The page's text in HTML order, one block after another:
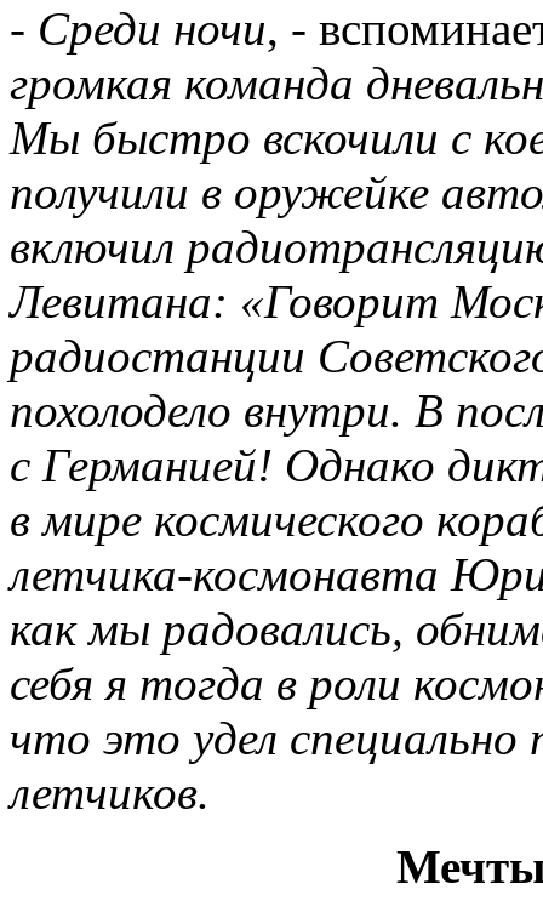
- Среди ночи, -
громкая команда
Мы быстро вскочили с
получили в оружейке
включил
Левитана: «Говорит
радиостанции
похолодело внутри. В
с Германией! Однако
в мире космического
летчика-космонавта
как мы радовались,
себя я тогда в роли
что это удел специально
летчиков.